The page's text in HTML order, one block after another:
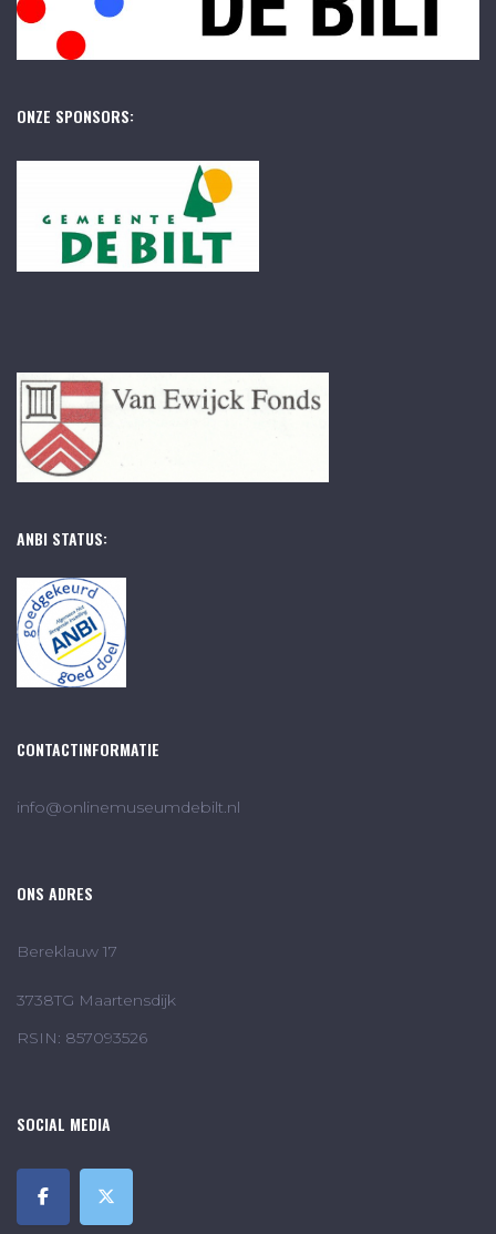
ONZE SPONSORS:
ANBI STATUS:
CONTACTINFORMATIE
info@onlinemuseumdebilt.nl
ONS ADRES
Bereklauw 17
3738TG Maartensdijk
RSIN: 857093526
SOCIAL MEDIA